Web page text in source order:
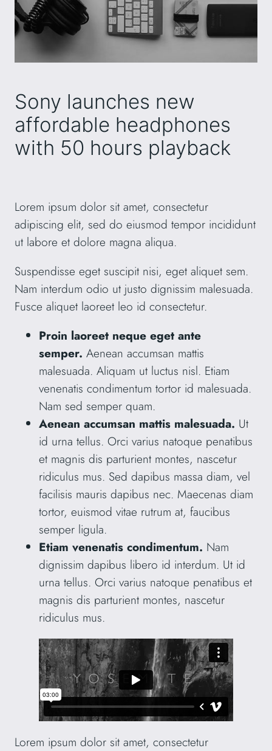
Sony launches new
affordable headphones
with 50 hours playback
Lorem ipsum dolor sit amet, consectetur
adipiscing elit, sed do eiusmod tempor incididunt
ut labore et dolore magna aliqua.
Suspendisse eget suscipit nisi, eget aliquet sem.
Nam interdum odio ut justo dignissim malesuada.
Fusce aliquet laoreet leo id consectetur.
Proin laoreet neque eget ante
semper. Aenean accumsan mattis
malesuada. Aliquam ut luctus nisl. Etiam
venenatis condimentum tortor id malesuada.
Nam sed semper quam.
Aenean accumsan mattis malesuada. Ut
id urna tellus. Orci varius natoque penatibus
et magnis dis parturient montes, nascetur
ridiculus mus. Sed dapibus massa diam, vel
facilisis mauris dapibus nec. Maecenas diam
tortor, euismod vitae rutrum at, faucibus
semper ligula.
Etiam venenatis condimentum. Nam
dignissim dapibus libero id interdum. Ut id
urna tellus. Orci varius natoque penatibus et
magnis dis parturient montes, nascetur
ridiculus mus.
Lorem ipsum dolor sit amet, consectetur